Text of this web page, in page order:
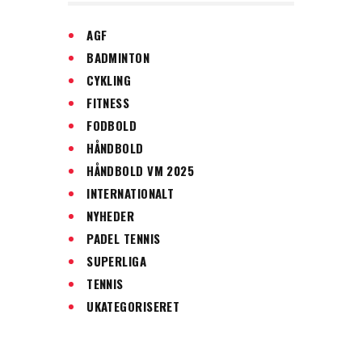
AGF
BADMINTON
CYKLING
FITNESS
FODBOLD
HÅNDBOLD
HÅNDBOLD VM 2025
INTERNATIONALT
NYHEDER
PADEL TENNIS
SUPERLIGA
TENNIS
UKATEGORISERET